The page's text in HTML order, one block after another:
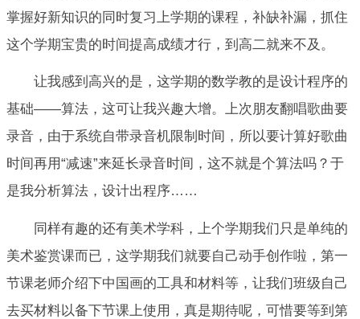
掌握好新知识的同时复习上学期的课程，补缺补漏，抓住
这个学期宝贵的时间提高成绩才行，到高二就来不及。
让我感到高兴的是，这学期的数学教的是设计程序的
基础——算法，这可让我兴趣大增。上次朋友翻唱歌曲要
录音，由于系统自带录音机限制时间，所以要计算好歌曲
时间再用“减速”来延长录音时间，这不就是个算法吗？于
是我分析算法，设计出程序……
同样有趣的还有美术学科，上个学期我们只是单纯的
美术鉴赏课而已，这学期我们就要自己动手创作啦，第一
节课老师介绍下中国画的工具和材料等，让我们班级自己
去买材料以备下节课上使用，真是期待呢，可惜要等到第